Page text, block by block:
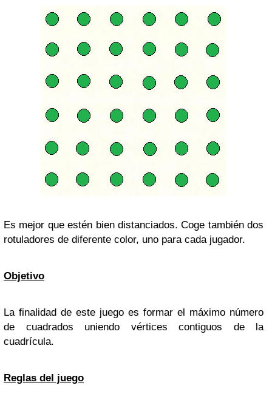
Es mejor que estén bien distanciados. Coge también dos
rotuladores de diferente color, uno para cada jugador.
Objetivo
La finalidad de este juego es formar el máximo número
de cuadrados uniendo vértices contiguos de la
cuadrícula.
Reglas del juego